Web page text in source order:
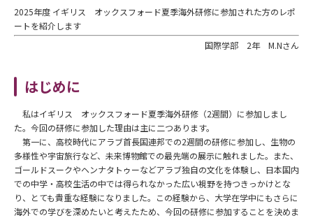
2025年度 イギリス オックスフォード夏季海外研修に参加された方のレポ
ートを紹介します
国際学部 2年 M.Nさん
はじめに
私はイギリス オックスフォード夏季海外研修（2週間）に参加しまし
た。今回の研修に参加した理由は主に二つあります。
第一に、高校時代にアラブ首長国連邦での2週間の研修に参加し、生物の
多様性や宇宙旅行など、未来博物館での最先端の展示に触れました。また、
ゴールドスークやヘンナタトゥーなどアラブ独自の文化を体験し、日本国内
での中学・高校生活の中では得られなかった広い視野を持つきっかけとな
り、とても貴重な経験になりました。この経験から、大学在学中にもさらに
海外での学びを深めたいと考えたため、今回の研修に参加することを決めま